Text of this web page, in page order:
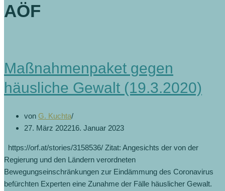
AÖF
Maßnahmenpaket gegen
häusliche Gewalt (19.3.2020)
von G. Kuchta
27. März 202216. Januar 2023
https://orf.at/stories/3158536/ Zitat: Angesichts der von der
Regierung und den Ländern verordneten
Bewegungseinschränkungen zur Eindämmung des Coronavirus
befürchten Experten eine Zunahme der Fälle häuslicher Gewalt.